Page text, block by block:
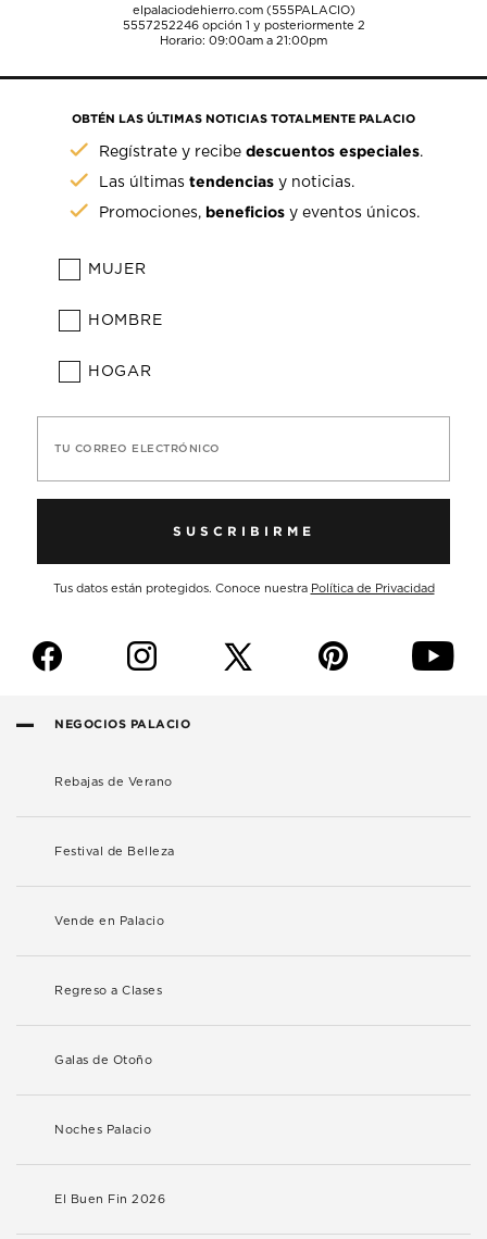
elpalaciodehierro.com (555PALACIO)
5557252246opción 1 y posteriormente 2
Horario: 09:00am a 21:00pm
OBTÉN LAS ÚLTIMAS NOTICIAS TOTALMENTE PALACIO
Regístrate y recibedescuentos especiales.
Las últimastendencias y noticias.
Promociones, beneficios y eventos únicos.
MUJER
HOMBRE
HOGAR
TU CORREO ELECTRÓNICO
SUSCRIBIRME
Tus datos están protegidos. Conoce nuestra Política de Privacidad
f i p y
NEGOCIOS PALACIO
Rebajas de Verano
Festival de Belleza
Vende en Palacio
Regreso a Clases
Galas de Otoño
Noches Palacio
El Buen Fin 2026